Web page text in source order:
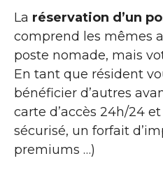
La réservation d’un
comprend les mêmes
poste nomade, mais
En tant que résident
bénéficier d’autres
carte d’accès 24h/24
sécurisé, un forfait
premiums …)